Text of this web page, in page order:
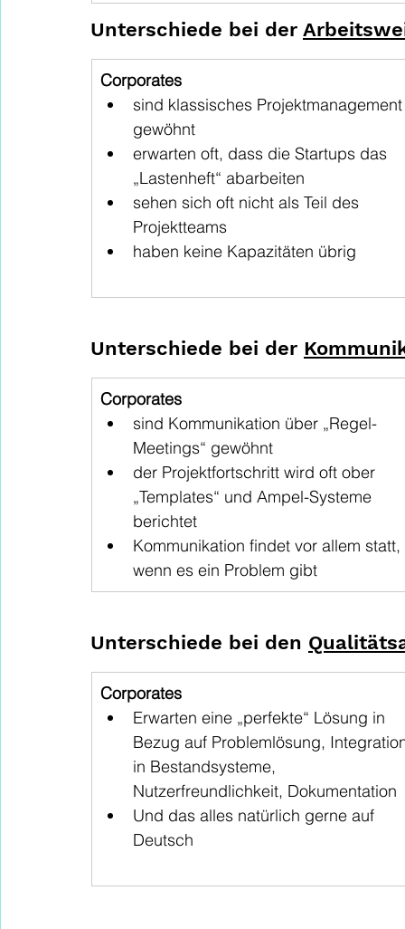
Unterschiede bei der
Corporates
sind klassisches
gewöhnt
erwarten oft, dass die Startups das
„Lastenheft“ abarbeiten
sehen sich oft nicht als Teil des
Projektteams
haben keine Kapazitäten übrig
Unterschiede bei der
Corporates
sind Kommunikation über „Regel-
Meetings“ gewöhnt
der Projektfortschritt wird oft ober
„Templates“ und Ampel-Systeme
berichtet
Kommunikation findet vor allem statt,
wenn es ein Problem gibt
Unterschiede bei den
Corporates
Erwarten eine „perfekte“ Lösung in
Bezug auf Problemlösung,
in Bestandsysteme,
Nutzerfreundlichkeit, Dokumentation
Und das alles natürlich gerne auf
Deutsch